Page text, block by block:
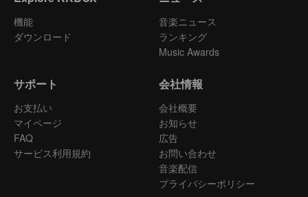
機能
ダウンロード
音楽ニュース
ランキング
Music Awards
サポート
お支払い
マイページ
FAQ
サービス利用規約
会社情報
会社概要
お知らせ
広告
お問い合わせ
音楽配信
プライバシーポリシー